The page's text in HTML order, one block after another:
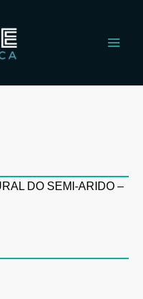
DO SEMI-ARIDO –